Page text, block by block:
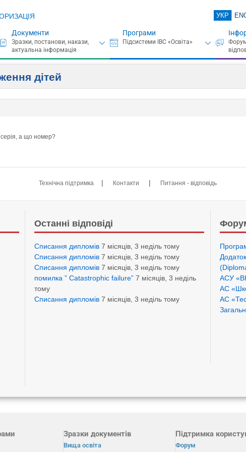
УКР
Документи Програми
дітей
а що номер?
Технічна підтримка | Контакти | Питання - відповідь
Останні відповіді
Списання дипломів 7 місяців, 3 неділь тому
Списання дипломів 7 місяців, 3 неділь тому
Списання дипломів 7 місяців, 3 неділь тому
помилка ” Catastrophic failure” 7 місяців, 3 неділь
тому
Списання дипломів 7 місяців, 3 неділь тому
АСУ
АС
АС
Зразки документів
Вища освіта
Підтримка
Форум